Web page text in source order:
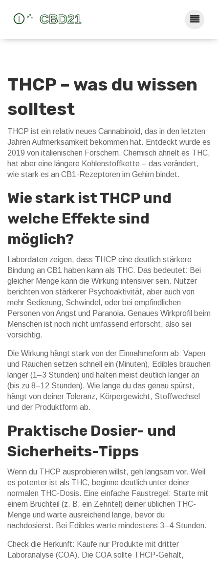
THCP – was du wissen
solltest
THCP ist ein relativ neues Cannabinoid, das in den letzten
Jahren Aufmerksamkeit bekommen hat. Entdeckt wurde es
2019 von italienischen Forschern. Chemisch ähnelt es THC,
hat aber eine längere Kohlenstoffkette – das verändert,
wie stark es an CB1-Rezeptoren im Gehirn bindet.
Wie stark ist THCP und
welche Effekte sind
möglich?
Labordaten zeigen, dass THCP eine deutlich stärkere
Bindung an CB1 haben kann als THC. Das bedeutet: Bei
gleicher Menge kann die Wirkung intensiver sein. Nutzer
berichten von stärkerer Psychoaktivität, aber auch von
mehr Sedierung, Schwindel, oder bei empfindlichen
Personen von Angst und Paranoia. Genaues Wirkprofil beim
Menschen ist noch nicht umfassend erforscht, also sei
vorsichtig.
Die Wirkung hängt stark von der Einnahmeform ab: Vapen
und Rauchen setzen schnell ein (Minuten), Edibles brauchen
länger (1–3 Stunden) und halten meist deutlich länger an
(bis zu 8–12 Stunden). Wie lange du das genau spürst,
hängt von deiner Toleranz, Körpergewicht, Stoffwechsel
und der Produktform ab.
Praktische Dosier- und
Sicherheits-Tipps
Wenn du THCP ausprobieren willst, geh langsam vor. Weil
es potenter ist als THC, beginne deutlich unter deiner
normalen THC-Dosis. Eine einfache Faustregel: Starte mit
einem Bruchteil (z. B. ein Zehntel) deiner üblichen THC-
Menge und warte ausreichend lange, bevor du
nachdosierst. Bei Edibles warte mindestens 3–4 Stunden.
Check die Herkunft: Kaufe nur Produkte mit dritter
Laboranalyse (COA). Die COA sollte THCP-Gehalt,